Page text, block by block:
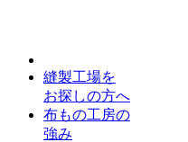
縫製工場を
お探しの方へ
布もの工房の
強み